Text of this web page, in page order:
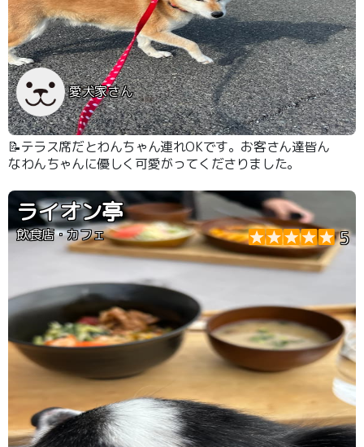
愛犬家さん
📝テラス席だとわんちゃん連れOKです。お客さん達皆ん
なわんちゃんに優しく可愛がってくださりました。
ライオン亭
飲食店・カフェ 5